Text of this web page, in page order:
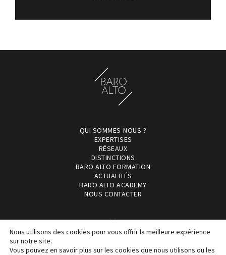
QUI SOMMES-NOUS ?
EXPERTISES
RÉSEAUX
DISTINCTIONS
BARO ALTO FORMATION
ACTUALITÉS
BARO ALTO ACADEMY
NOUS CONTACTER
©2017-21 Copyright Baro Alto, cabinet d'avocats d'affaires
Nous utilisons des cookies pour vous offrir la meilleure expérience
sur notre site.
Vous pouvez en savoir plus sur les cookies que nous utilisons ou les